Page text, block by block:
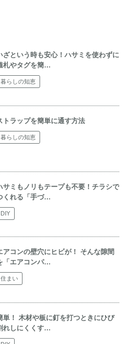
ざという時も安心！ハサミを使わずに
札やタグを簡…
暮らしの知恵
トラップを簡単に通す方法
暮らしの知恵
サミもノリもテープも不要！チラシで
くれる「手づ…
DIY
アコンの壁穴にヒビが！ そんな隙間
「エアコンパ…
住まい
単！ 木材や板に釘を打つときにひび
れしにくくす…